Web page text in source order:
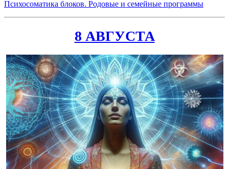
Психосоматика блоков. Родовые и семейные программы
8 АВГУСТА